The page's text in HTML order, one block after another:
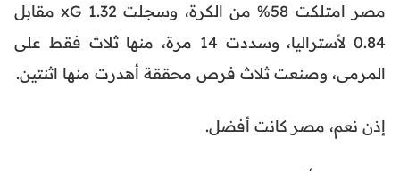
مصر امتلكت 58% من الكرة، وسجلت 1.32 xG مقابل
0.84 لأستراليا، وسددت 14 مرة، منها ثلاث فقط على
المرمى، وصنعت ثلاث فرص محققة أهدرت منها اثنتين.
إذن نعم، مصر كانت أفضل.